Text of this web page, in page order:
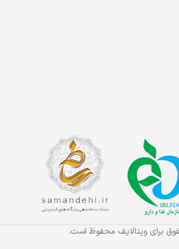
برای ویتالایف محفوظ است.